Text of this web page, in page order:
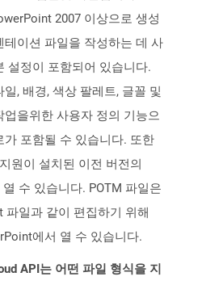
2007 이상으로 생성
테이션 파일을 작성하는 데 사
설정이 포함되어 있습니다.
, 배경, 색상 팔레트, 글꼴 및
업을위한 사용자 정의 기능으
가 포함될 수 있습니다. 또한
원이 설치된 이전 버전의
수 있습니다. POTM 파일은
파일과 같이 편집하기 위해
에서 열 수 있습니다.
API는 어떤 파일 형식을 지